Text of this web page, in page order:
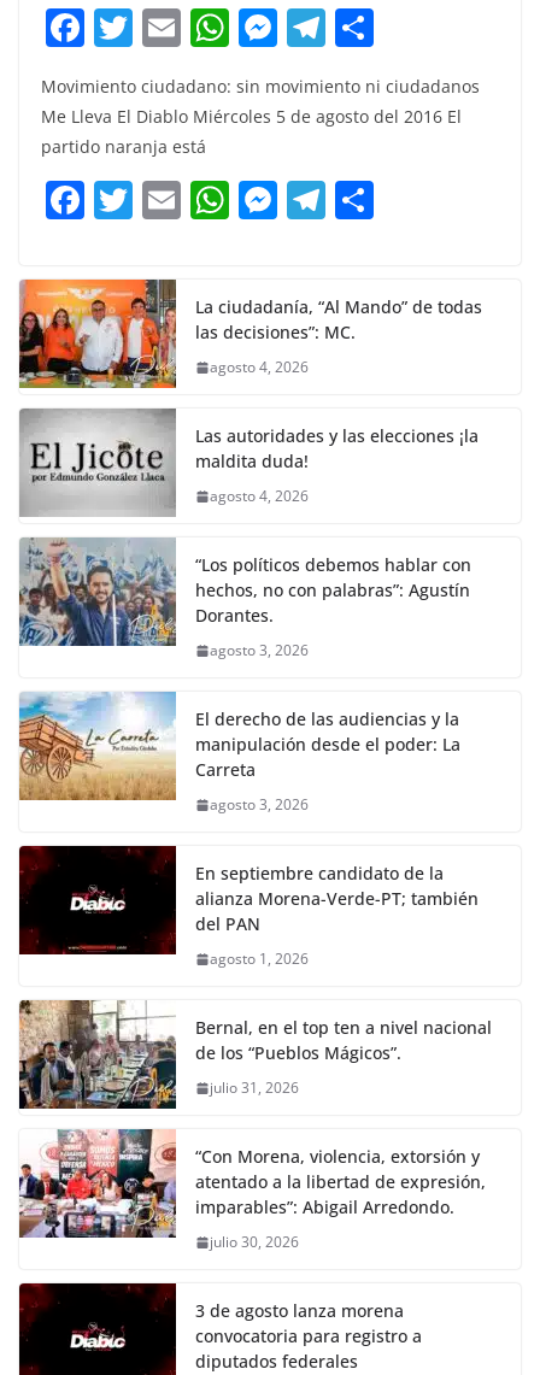
F
a
c
e
b
o
k
T
w
itt
er
E
m
ai
l
W
h
at
A
p
M
ss
n
g
T
e
gr
a
m
o
m
Movimiento ciudadano: sin movimiento ni ciudadanos
Me Lleva El Diablo Miércoles 5 de agosto del 2016 El
partido naranja está
F
c
e
b
o
o
k
T
itt
er
E W
s
A
p
M
e
n
er
T
gr
a
p
La ciudadanía, “Al Mando” de todas
las decisiones”: MC.
agosto 4, 2026
Las autoridades y las elecciones ¡la
maldita duda!
agosto 4, 2026
“Los políticos debemos hablar con
hechos, no con palabras”: Agustín
Dorantes.
agosto 3, 2026
El derecho de las audiencias y la
manipulación desde el poder: La
Carreta
agosto 3, 2026
En septiembre candidato de la
alianza Morena-Verde-PT; también
del PAN
agosto 1, 2026
Bernal, en el top ten a nivel nacional
de los “Pueblos Mágicos”.
julio 31, 2026
“Con Morena, violencia, extorsión y
atentado a la libertad de expresión,
imparables”: Abigail Arredondo.
julio 30, 2026
3 de agosto lanza morena
convocatoria para registro a
diputados federales